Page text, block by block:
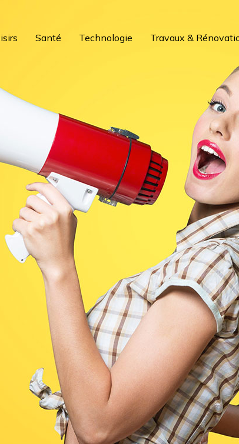
Santé Technologie Travaux &